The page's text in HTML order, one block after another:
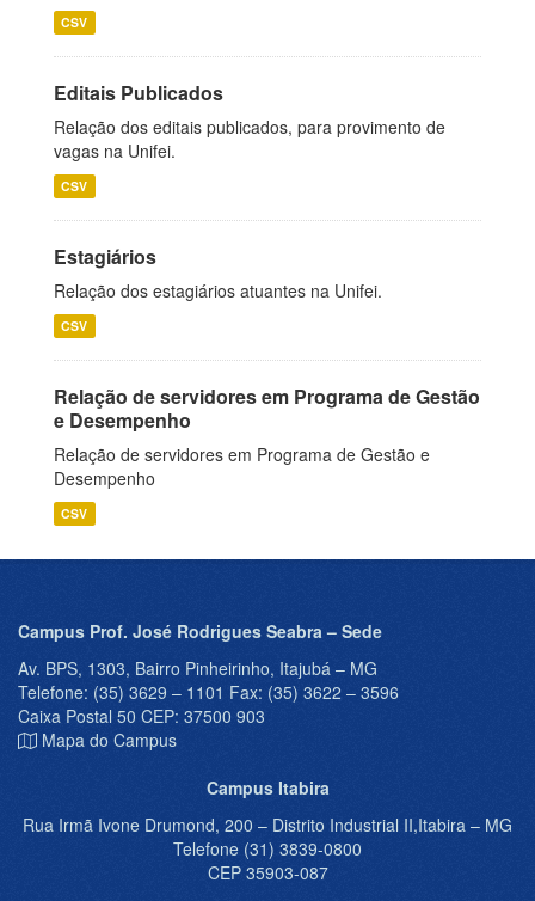
CSV
Editais Publicados
Relação dos editais publicados, para provimento de
vagas na Unifei.
CSV
Estagiários
Relação dos estagiários atuantes na Unifei.
CSV
Relação de servidores em Programa de Gestão
e Desempenho
Relação de servidores em Programa de Gestão e
Desempenho
CSV
Campus Prof. José Rodrigues Seabra – Sede
Av. BPS, 1303, Bairro Pinheirinho, Itajubá – MG
Telefone: (35) 3629 – 1101 Fax: (35) 3622 – 3596
Caixa Postal 50 CEP: 37500 903
Mapa do Campus
Campus Itabira
Rua Irmã Ivone Drumond, 200 – Distrito Industrial II,Itabira – MG
Telefone (31) 3839-0800
CEP 35903-087